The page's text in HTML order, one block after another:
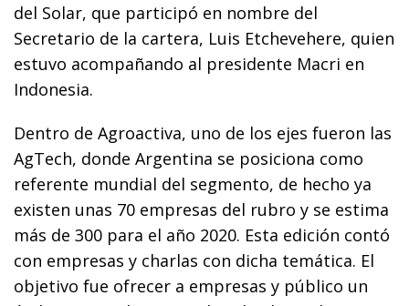
del Solar, que participó en nombre del
Secretario de la cartera, Luis Etchevehere, quien
estuvo acompañando al presidente Macri en
Indonesia.
Dentro de Agroactiva, uno de los ejes fueron las
AgTech, donde Argentina se posiciona como
referente mundial del segmento, de hecho ya
existen unas 70 empresas del rubro y se estima
más de 300 para el año 2020. Esta edición contó
con empresas y charlas con dicha temática. El
objetivo fue ofrecer a empresas y público un